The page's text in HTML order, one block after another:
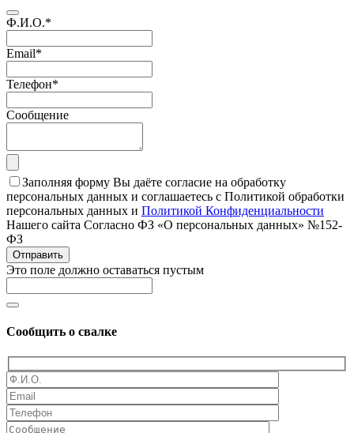
Ф.И.О.*
Email*
Телефон*
Сообщение
Заполняя форму Вы даёте согласие на обработку
персональных данных и соглашаетесь с Политикой обработки
персональных данных и Политикой Конфиденциальности
Нашего сайта Согласно ФЗ «О персональных данных» №152-
ФЗ
Отправить
Это поле должно оставаться пустым
Сообщить о свалке